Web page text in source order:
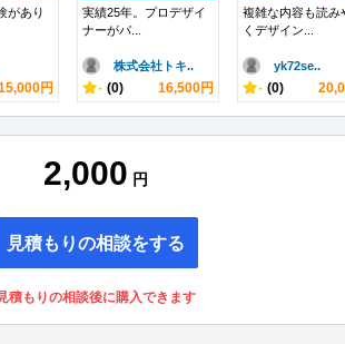
があり
円
実績25年。プロデザイ
ナーがパ...
株式会社トキ..
- (0) 16,500円
複雑な内容も読み
くデザイン...
yk72se..
- (0)
2,000 円
見積もりの相談をする
積もりの相談後に購入できます